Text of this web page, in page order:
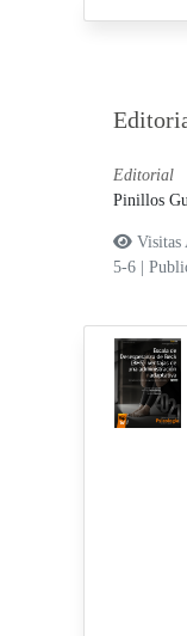
Editorial
Pinillos
5-6
|